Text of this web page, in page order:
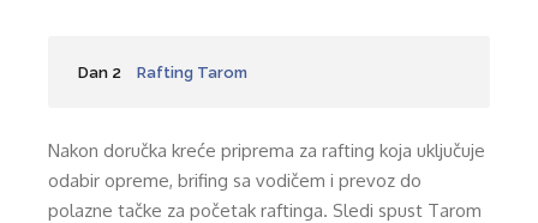
Dan 2 Rafting Tarom
Nakon doručka kreće priprema za rafting koja uključuje
odabir opreme, brifing sa vodičem i prevoz do
polazne tačke za početak raftinga. Sledi spust Tarom